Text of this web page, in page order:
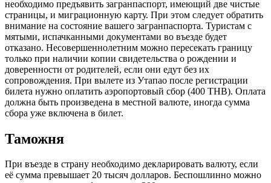
необходимо предъявить загранпаспорт, имеющий две чистые
страницы, и миграционную карту. При этом следует обратить
внимание на состояние вашего загранпаспорта. Туристам с
мятыми, испачканными документами во въезде будет
отказано. Несовершеннолетним можно пересекать границу
только при наличии копии свидетельства о рождении и
доверенности от родителей, если они едут без их
сопровождения. При вылете из Утапао после регистрации
билета нужно оплатить аэропортовый сбор (400 ТНВ). Оплата
должна быть произведена в местной валюте, иногда сумма
сбора уже включена в билет.
Таможня
При въезде в страну необходимо декларировать валюту, если
её сумма превышает 20 тысяч долларов. Беспошлинно можно